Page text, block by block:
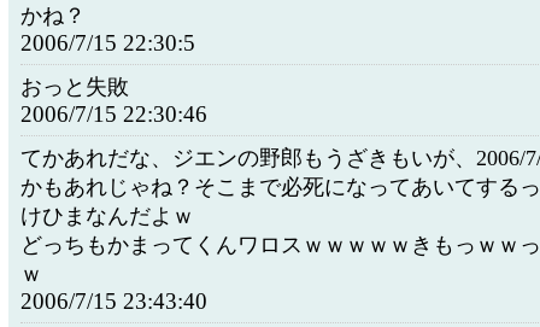
かね？
2006/7/15 22:30:5
おっと失敗
2006/7/15 22:30:46
てかあれだな、ジエンの野郎もうざきもいが、2006/
かもあれじゃね？そこまで必死になってあいてする
けひまなんだよｗ
どっちもかまってくんワロスｗｗｗｗｗきもっｗｗ
ｗ
2006/7/15 23:43:40